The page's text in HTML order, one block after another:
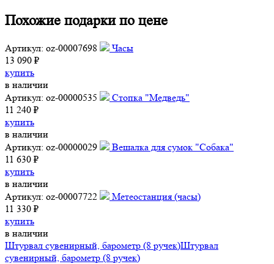
Похожие подарки по цене
Артикул: oz-00007698
Часы
13 090 ₽
купить
в наличии
Артикул: oz-00000535
Стопка "Медведь"
11 240 ₽
купить
в наличии
Артикул: oz-00000029
Вешалка для сумок "Собака"
11 630 ₽
купить
в наличии
Артикул: oz-00007722
Метеостанция (часы)
11 330 ₽
купить
в наличии
Штурвал сувенирный, барометр (8 ручек)Штурвал
сувенирный, барометр (8 ручек)